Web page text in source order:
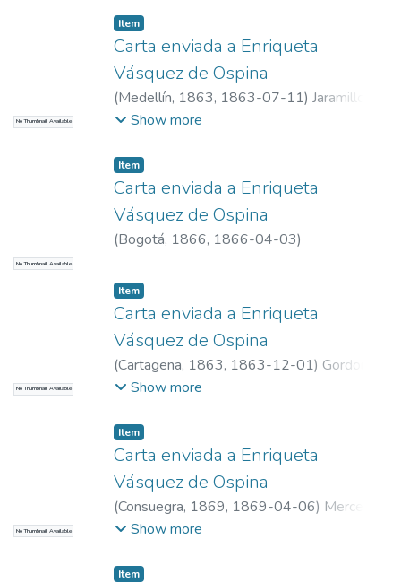
No Thumbnail Available
Item
Carta enviada a Enriqueta
Vásquez de Ospina
(Medellín, 1863, 1863-07-11) Jaramillo
Soto, María Antonia
Show more
No Thumbnail Available
Item
Carta enviada a Enriqueta
Vásquez de Ospina
(Bogotá, 1866, 1866-04-03)
No Thumbnail Available
Item
Carta enviada a Enriqueta
Vásquez de Ospina
(Cartagena, 1863, 1863-12-01) Gordon,
Manuela
Show more
No Thumbnail Available
Item
Carta enviada a Enriqueta
Vásquez de Ospina
(Consuegra, 1869, 1869-04-06) Mercedes
del Niño Jesús
Show more
Item